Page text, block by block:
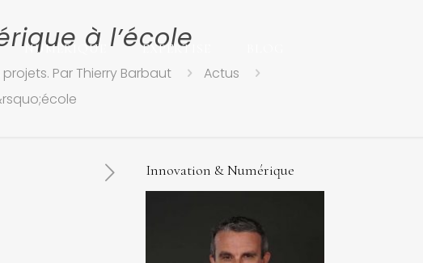
NUMERIQUE EXPERTISE
à l’école
Par Thierry Barbaut
Actus
Innovation & Numérique